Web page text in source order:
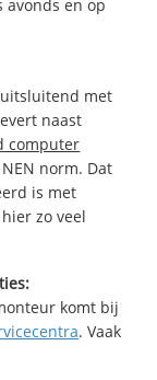
avonds en op
met
naast
computer
norm. Dat
is met
zo veel
komt bij
. Vaak